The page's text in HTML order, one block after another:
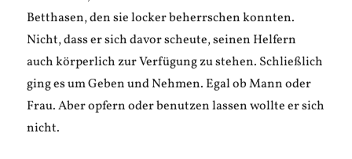
Betthasen, den sie locker beherrschen konnten.
Nicht, dass er sich davor scheute, seinen Helfern
auch körperlich zur Verfügung zu stehen. Schließlich
ging es um Geben und Nehmen. Egal ob Mann oder
Frau. Aber opfern oder benutzen lassen wollte er sich
nicht.